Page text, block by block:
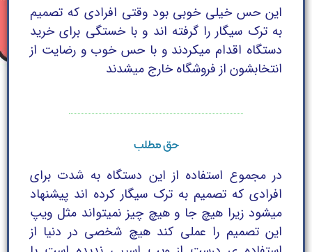
این حس خیلی خوبی بود وقتی افرادی که تصمیم
به ترک سیگار را گرفته اند و با خستگی برای خرید
دستگاه اقدام میکردند و با حس خوب و رضایت از
انتخابشون از فروشگاه خارج میشدند
حق مطلب
در مجموع استفاده از این دستگاه به شدت برای
افرادی که تصمیم به ترک سیگار کرده اند پیشنهاد
میشود زیرا هیچ جا و هیچ چیز نمیتواند مثل ویپ
این تصمیم را عملی کند هیچ شخصی در دنیا از